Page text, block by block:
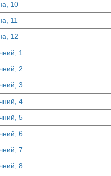
10
11
12
1
2
3
4
5
6
7
8